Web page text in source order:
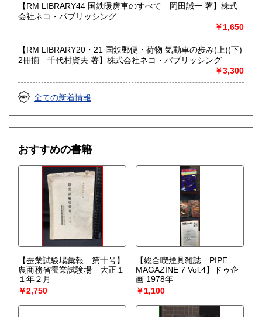
【RM LIBRARY44 国鉄暖房車のすべて 岡田誠一 著】株式
会社ネコ・パブリッシング
￥1,650
【RM LIBRARY20・21 国鉄郵便・荷物 気動車の歩み(上)(下)
2冊揃 千代村資夫 著】株式会社ネコ・パブリッシング
￥3,300
全ての新着情報
おすすめの書籍
【蚕業試験場彙報 第十号】
農商務省蚕業試験場 大正１
１年２月
￥2,750
【総合喫煙具雑誌 PIPE
MAGAZINE 7 Vol.4】ドゥ企
画 1978年
￥1,100